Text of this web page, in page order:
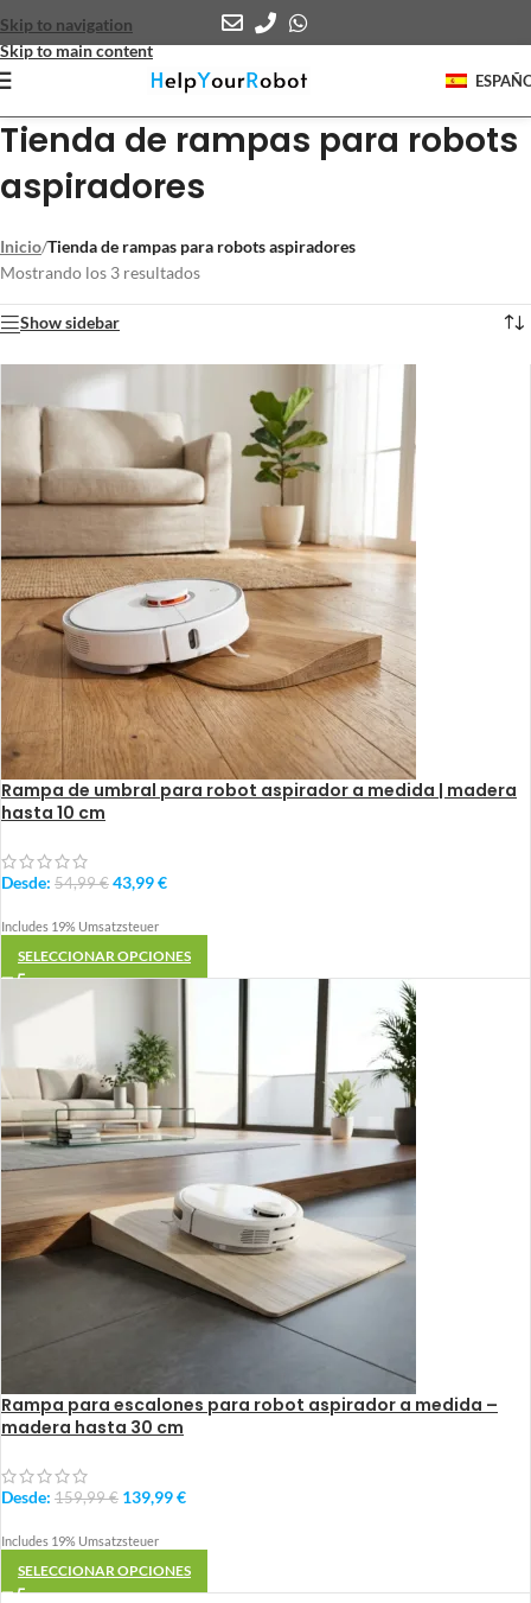
Skip to navigation
Skip to main content
Tienda de rampas para robots
aspiradores
Inicio/Tienda de rampas para robots aspiradores
Mostrando los 3 resultados
Show sidebar
Rampa de umbral para robot aspirador a medida | madera
hasta 10 cm
Desde: 54,99€ 43,99€
Includes 19% Umsatzsteuer
SELECCIONAR OPCIONES
Rampa para escalones para robot aspirador a medida –
madera hasta 30 cm
Desde: 159,99€ 139,99€
Includes 19% Umsatzsteuer
SELECCIONAR OPCIONES